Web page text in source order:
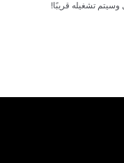
تشغيله قريبًا!